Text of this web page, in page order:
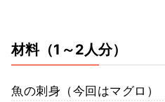
材料（1～2人分）
魚の刺身（今回はマグロ）